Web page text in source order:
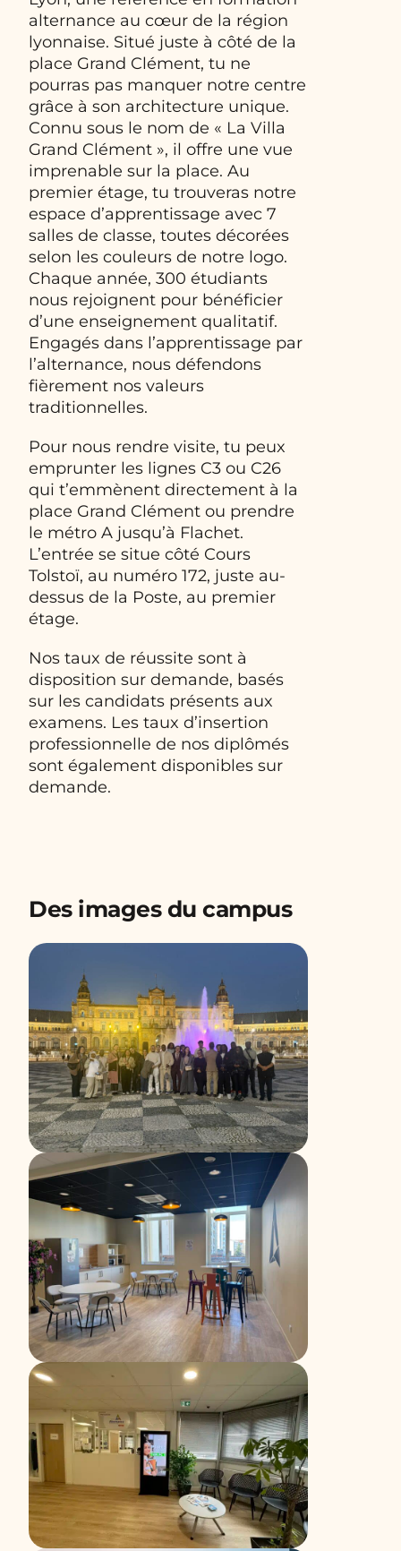
alternance au cœur de la région
lyonnaise. Situé juste à côté de la
place Grand Clément, tu ne
pourras pas manquer notre centre
grâce à son architecture unique.
Connu sous le nom de « La Villa
Grand Clément », il offre une vue
imprenable sur la place. Au
premier étage, tu trouveras notre
espace d’apprentissage avec 7
salles de classe, toutes décorées
selon les couleurs de notre logo.
Chaque année, 300 étudiants
nous rejoignent pour bénéficier
d’une enseignement qualitatif.
Engagés dans l’apprentissage par
l’alternance, nous défendons
fièrement nos valeurs
traditionnelles.
Pour nous rendre visite, tu peux
emprunter les lignes C3 ou C26
qui t’emmènent directement à la
place Grand Clément ou prendre
le métro A jusqu’à Flachet.
L’entrée se situe côté Cours
Tolstoï, au numéro 172, juste au-
dessus de la Poste, au premier
étage.
Nos taux de réussite sont à
disposition sur demande, basés
sur les candidats présents aux
examens. Les taux d’insertion
professionnelle de nos diplômés
sont également disponibles sur
demande.
Des images du campus